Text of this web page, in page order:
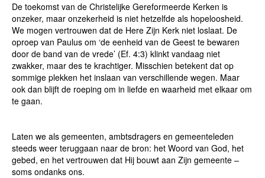
De toekomst van de Christelijke Gereformeerde Kerken is
onzeker, maar onzekerheid is niet hetzelfde als hopeloosheid.
We mogen vertrouwen dat de Here Zijn Kerk niet loslaat. De
oproep van Paulus om ‘de eenheid van de Geest te bewaren
door de band van de vrede’ (Ef. 4:3) klinkt vandaag niet
zwakker, maar des te krachtiger. Misschien betekent dat op
sommige plekken het inslaan van verschillende wegen. Maar
ook dan blijft de roeping om in liefde en waarheid met elkaar om
te gaan.
Laten we als gemeenten, ambtsdragers en gemeenteleden
steeds weer teruggaan naar de bron: het Woord van God, het
gebed, en het vertrouwen dat Hij bouwt aan Zijn gemeente –
soms ondanks ons.